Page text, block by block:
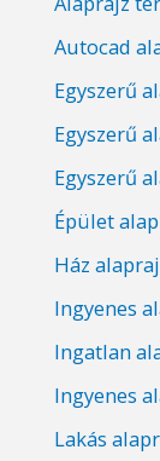
Autocad
Egyszerű
Egyszerű
Egyszerű
Épület
Ház
Ingyenes
Ingatlan
Ingyenes
Lakás